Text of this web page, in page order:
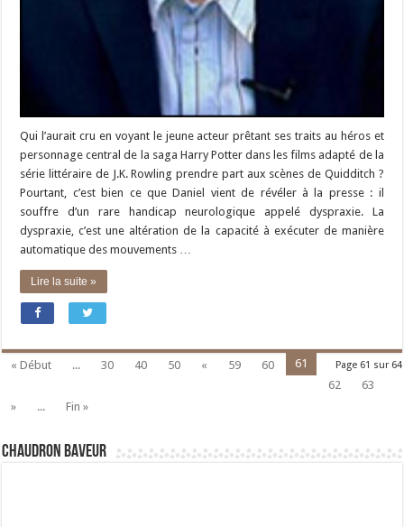
Qui l’aurait cru en voyant le jeune acteur prêtant ses traits au héros et
personnage central de la saga Harry Potter dans les films adapté de la
série littéraire de J.K. Rowling prendre part aux scènes de Quidditch ?
Pourtant, c’est bien ce que Daniel vient de révéler à la presse : il
souffre d’un rare handicap neurologique appelé dyspraxie. La
dyspraxie, c’est une altération de la capacité à exécuter de manière
automatique des mouvements …
Lire la suite »
Page 61 sur 64
« Début ... 30 40 50 « 59 60
61
62
63
»
... Fin »
Chaudron Baveur